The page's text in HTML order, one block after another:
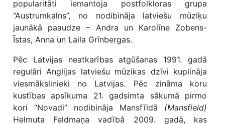
popularitāti iemantoja postfolkloras grupa
“Austrumkalns”, no nodibināja latviešu mūziķu
jaunākā paaudze – Andra un Karolīne Zobens-
Īstas, Anna un Laila Grīnbergas.
Pēc Latvijas neatkarības atgūšanas 1991. gadā
regulāri Anglijas latviešu mūzikas dzīvi kuplināja
viesmākslinieki no Latvijas. Pēc zināma koru
kustības apsīkuma 21. gadsimta sākumā pirmo
kori “Novadi” nodibināja Mansfīldā (Mansfield)
Helmuta Feldmaņa vadībā 2009. gadā, kas